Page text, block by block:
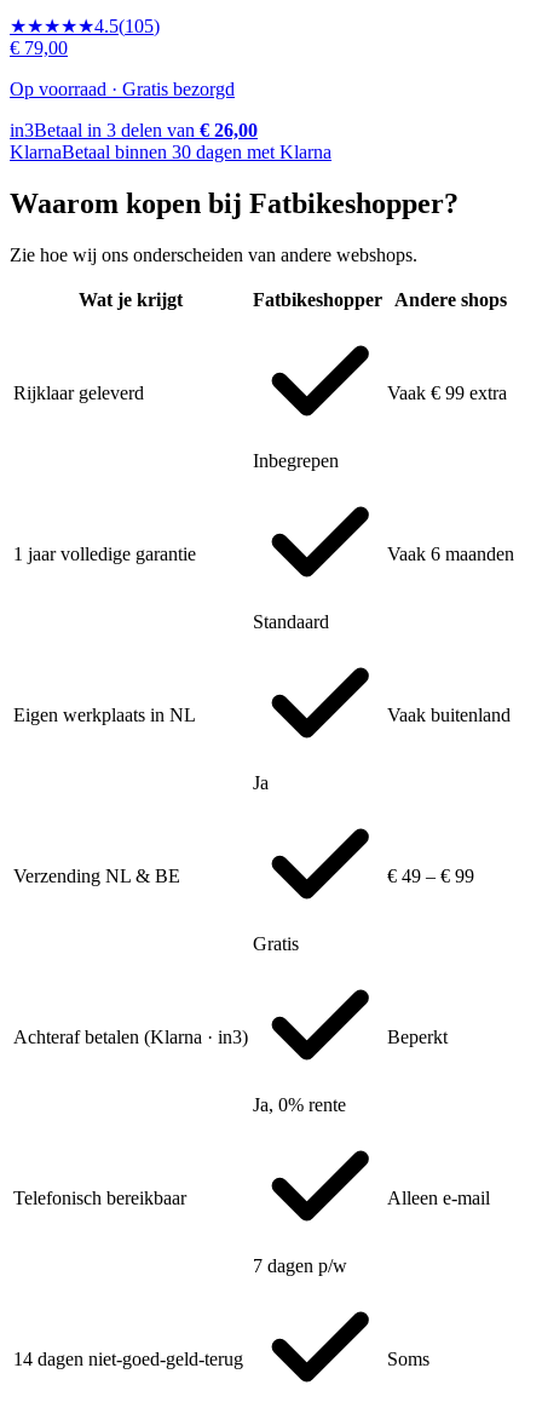
★★★★★4.5(105)
€ 79,00
Op voorraad · Gratis bezorgd
in3Betaal in 3 delen van € 26,00
KlarnaBetaal binnen 30 dagen met Klarna
Waarom kopen bij Fatbikeshopper?
Zie hoe wij ons onderscheiden van andere webshops.
Wat je krijgt Fatbikeshopper Andere shops
Rijklaar geleverd
Inbegrepen
Vaak € 99 extra
1 jaar volledige garantie
Standaard
Vaak 6 maanden
Eigen werkplaats in NL
Ja
Vaak buitenland
Verzending NL & BE
Gratis
€ 49 – € 99
Achteraf betalen (Klarna · in3)
Ja, 0% rente
Beperkt
Telefonisch bereikbaar
7 dagen p/w
Alleen e-mail
14 dagen niet-goed-geld-terug Soms